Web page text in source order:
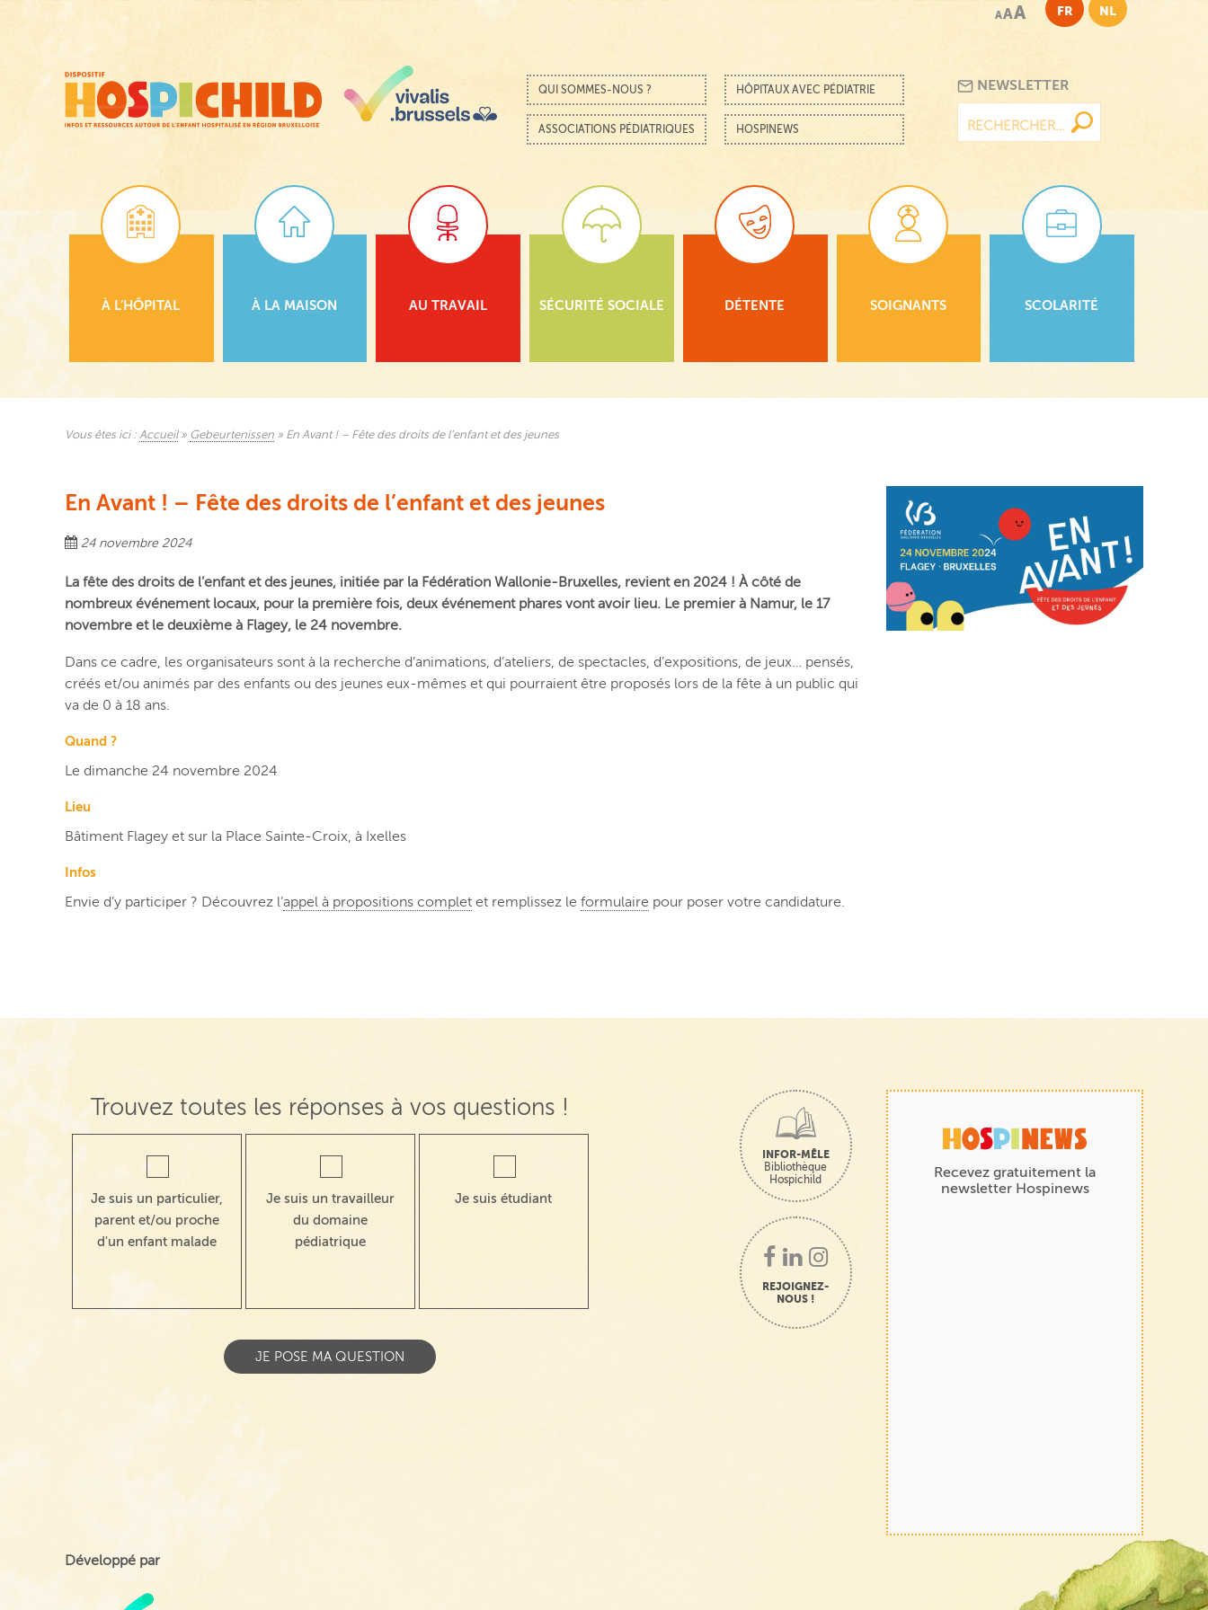
principal
AAA FR NL
Menu
Passer au contenu
QUI SOMMES-NOUS ? HÔPITAUX AVEC PÉDIATRIE
ASSOCIATIONS PÉDIATRIQUES HOSPINEWS
NEWSLETTER
À L’HÔPITAL À LA MAISON AU TRAVAIL SÉCURITÉ SOCIALE DÉTENTE SOIGNANTS SCOLARITÉ
Vous êtes ici : Accueil» Gebeurtenissen » En Avant ! – Fête des droits de l’enfant et des jeunes
En Avant ! – Fête des droits de l’enfant et des jeunes
24 novembre 2024
La fête des droits de l’enfant et des jeunes, initiée par la Fédération Wallonie-Bruxelles, revient en 2024 ! À côté de
nombreux événement locaux, pour la première fois, deux événement phares vont avoir lieu. Le premier à Namur, le 17
novembre et le deuxième à Flagey, le 24 novembre.
Dans ce cadre, les organisateurs sont à la recherche d’animations, d’ateliers, de spectacles, d’expositions, de jeux… pensés,
créés et/ou animés par des enfants ou des jeunes eux-mêmes et qui pourraient être proposés lors de la fête à un public qui
va de 0 à 18 ans.
Quand ?
Le dimanche 24 novembre 2024
Lieu
Bâtiment Flagey et sur la Place Sainte-Croix, à Ixelles
Infos
Envie d’y participer ? Découvrez l’appel à propositions complet et remplissez le formulaire pour poser votre candidature.
Trouvez toutes les réponses à vos questions !
Je suis un particulier,
parent et/ou proche
d'un enfant malade
Je suis un travailleur
du domaine
pédiatrique
Je suis étudiant
INFOR-MÊLE
Bibliothèque
Hospichild
REJOIGNEZ-
NOUS !
Recevez gratuitement la
newsletter Hospinews
Développé par